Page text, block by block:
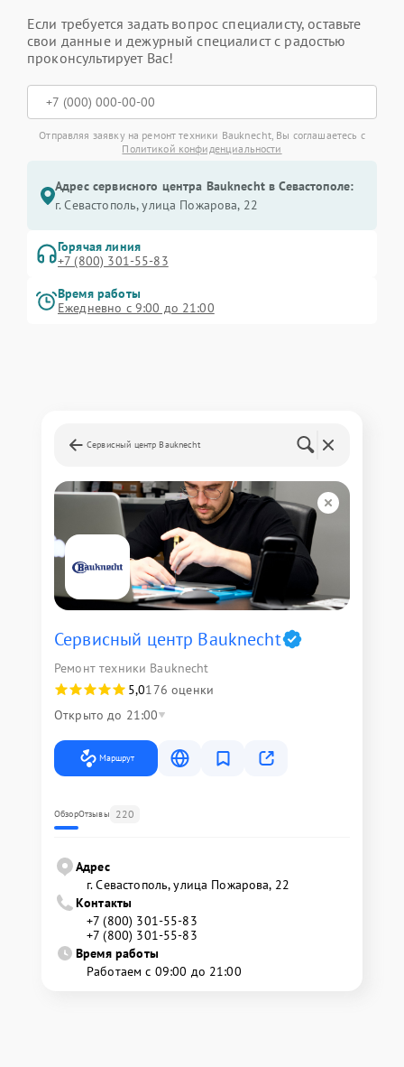
Если требуется задать вопрос специалисту, оставьте
свои данные и дежурный специалист с радостью
проконсультирует Вас!
Отправляя заявку на ремонт техники Bauknecht, Вы соглашаетесь с
Политикой конфиденциальности
Адрес сервисного центра Bauknecht в Севастополе:
г. Севастополь, улица Пожарова, 22
Горячая линия
+7 (800) 301-55-83
Время работы
Ежедневно с 9:00 до 21:00
Сервисный центр Bauknecht
Сервисный центр Bauknecht
Ремонт техники Bauknecht
5,0176 оценки
Открыто до 21:00
Маршрут
ОбзорОтзывы 220
Адрес
г. Севастополь, улица Пожарова, 22
Контакты
+7 (800) 301-55-83
+7 (800) 301-55-83
Время работы
Работаем с 09:00 до 21:00